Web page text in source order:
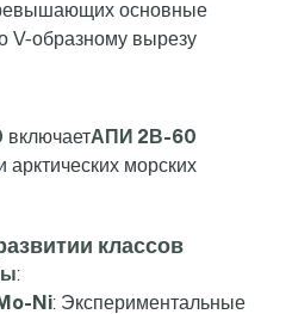
основные
V-образному вырезу
включаетАПИ 2В-60
арктических морских
классов
:
Ni: Экспериментальные